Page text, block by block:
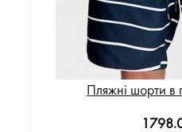
Пляжні шорти в